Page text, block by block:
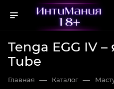
Tenga EGG IV –
Tube
Главная — Каталог —